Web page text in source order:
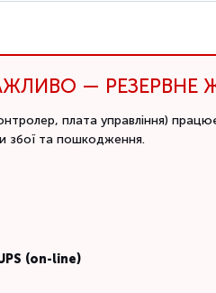
— РЕЗЕРВНЕ
плата управління)
збої та пошкодження.
(on-line)